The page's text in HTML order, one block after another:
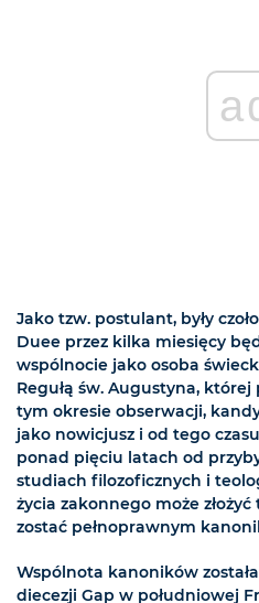
Jako tzw. postulant, były
Duee przez kilka miesięcy
wspólnocie jako osoba
Regułą św. Augustyna,
tym okresie obserwacji,
jako nowicjusz i od tego
ponad pięciu latach od
studiach filozoficznych i
życia zakonnego może
zostać pełnoprawnym
Wspólnota kanoników
diecezji Gap w południowej